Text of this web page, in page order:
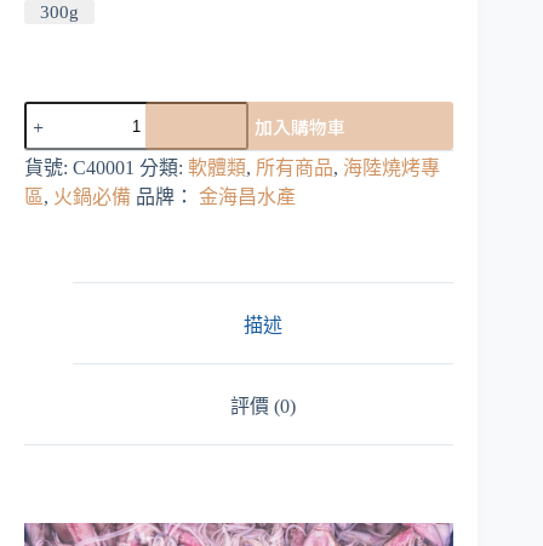
300g
極
鮮
加入購物車
貨號: C40001 分類: 軟體類, 所有商品, 海陸燒烤專
區, 火鍋必備 品牌： 金海昌水產
描述
評價 (0)